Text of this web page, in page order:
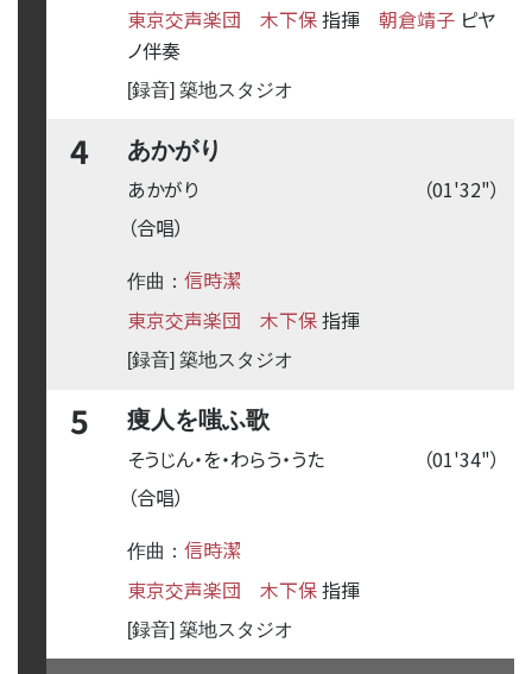
東京交声楽団 木下保指揮 朝倉靖子 ピヤ
ノ伴奏
[録音] 築地スタジオ
4 あかがり
（01'32"）
あかがり
（合唱）
作曲： 信時潔
東京交声楽団
木下保指揮
[録音] 築地スタジオ
5 痩人を嗤ふ歌
（01'34"）
そうじん・を・わらう・うた
（合唱）
作曲： 信時潔
東京交声楽団
木下保指揮
[録音] 築地スタジオ